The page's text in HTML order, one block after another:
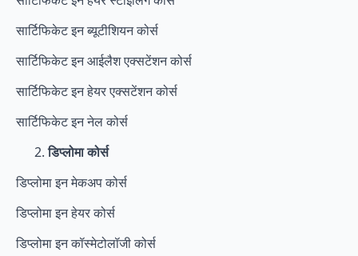
सार्टिफिकेट इन ब्यूटीशियन कोर्स
सार्टिफिकेट इन आईलैश एक्सटेंशन कोर्स
सार्टिफिकेट इन हेयर एक्सटेंशन कोर्स
सार्टिफिकेट इन नेल कोर्स
डिप्लोमा कोर्स
डिप्लोमा इन मेकअप कोर्स
डिप्लोमा इन हेयर कोर्स
डिप्लोमा इन कॉस्मेटोलॉजी कोर्स